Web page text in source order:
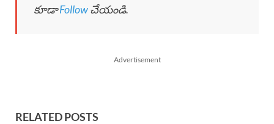
కూడాFollowచేయండి.
Advertisement
RELATED POSTS